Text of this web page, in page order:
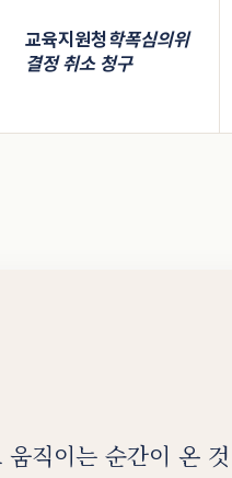
교육지원청학폭심의위
결정 취소 청구
움직이는 순간이 온